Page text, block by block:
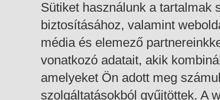
Sütiket használunk a tartalmak
biztosításához, valamint
média és elemező
vonatkozó adatait, akik
amelyeket Ön adott meg
szolgáltatásokból gyűjtöttek. A